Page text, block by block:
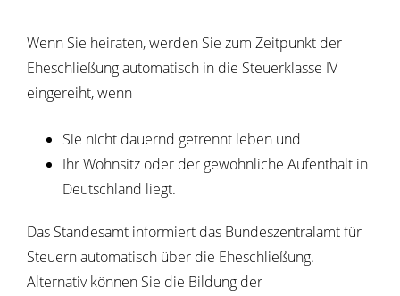
Wenn Sie heiraten, werden Sie zum Zeitpunkt der
Eheschließung automatisch in die Steuerklasse IV
eingereiht, wenn
Sie nicht dauernd getrennt leben und
Ihr Wohnsitz oder der gewöhnliche Aufenthalt in
Deutschland liegt.
Das Standesamt informiert das Bundeszentralamt für
Steuern automatisch über die Eheschließung.
Alternativ können Sie die Bildung der